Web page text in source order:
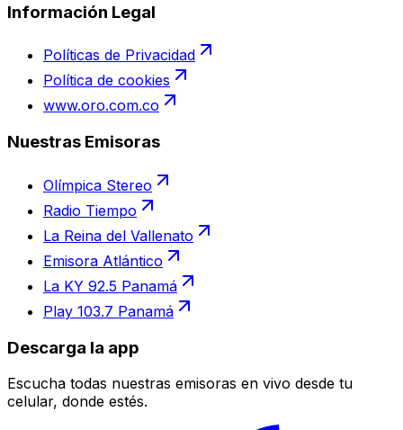
Información Legal
Políticas de Privacidad
Política de cookies
www.oro.com.co
Nuestras Emisoras
Olímpica Stereo
Radio Tiempo
La Reina del Vallenato
Emisora Atlántico
La KY 92.5 Panamá
Play 103.7 Panamá
Descarga la app
Escucha todas nuestras emisoras en vivo desde tu
celular, donde estés.